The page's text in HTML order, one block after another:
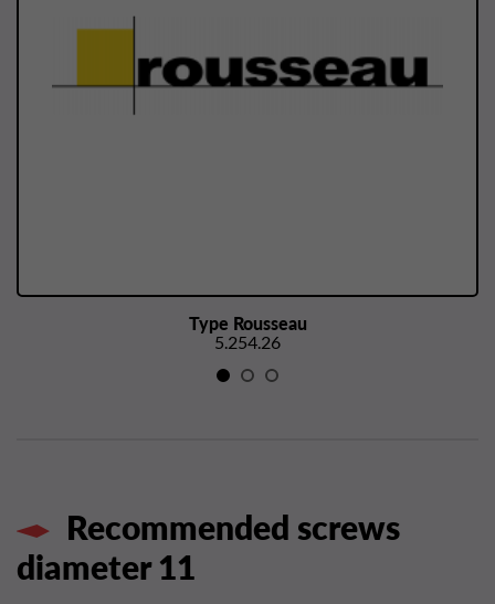
Type Rousseau
5.254.26
Recommended screws
diameter 11